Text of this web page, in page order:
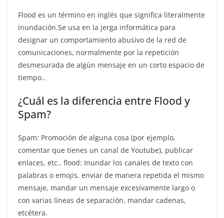
Flood es un término en inglés que significa literalmente
inundación.Se usa en la jerga informática para
designar un comportamiento abusivo de la red de
comunicaciones, normalmente por la repetición
desmesurada de algún mensaje en un corto espacio de
tiempo..
¿Cuál es la diferencia entre Flood y
Spam?
Spam: Promoción de alguna cosa (por ejemplo,
comentar que tienes un canal de Youtube), publicar
enlaces, etc.. flood: Inundar los canales de texto con
palabras o emojis, enviar de manera repetida el mismo
mensaje, mandar un mensaje excesivamente largo o
con varias líneas de separación, mandar cadenas,
etcétera.